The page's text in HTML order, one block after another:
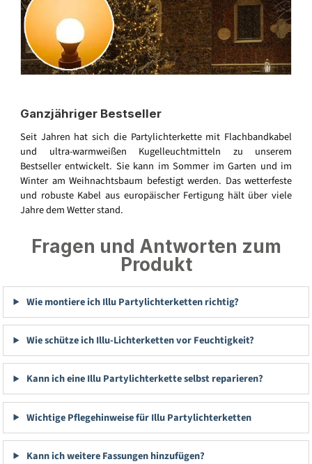
Ganzjähriger Bestseller
Seit Jahren hat sich die Partylichterkette mit Flachbandkabel
und ultra-warmweißen Kugelleuchtmitteln zu unserem
Bestseller entwickelt. Sie kann im Sommer im Garten und im
Winter am Weihnachtsbaum befestigt werden. Das wetterfeste
und robuste Kabel aus europäischer Fertigung hält über viele
Jahre dem Wetter stand.
Fragen und Antworten zum
Produkt
Wie montiere ich Illu Partylichterketten richtig?
Wie schütze ich Illu-Lichterketten vor Feuchtigkeit?
Kann ich eine Illu Partylichterkette selbst reparieren?
Wichtige Pflegehinweise für Illu Partylichterketten
Kann ich weitere Fassungen hinzufügen?